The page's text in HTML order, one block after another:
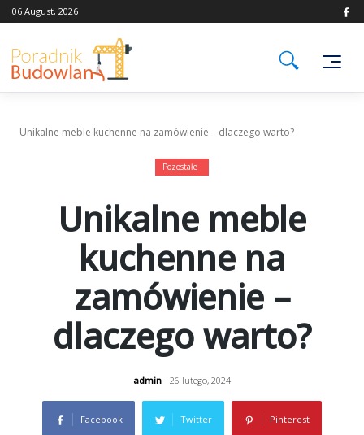
Skip
to
06 August, 2026
Unikalne meble kuchenne na zamówienie – dlaczego warto?
Pozostałe
Unikalne meble
kuchenne na
zamówienie –
dlaczego warto?
admin - 26 lutego, 2024
Facebook Twitter Pinterest